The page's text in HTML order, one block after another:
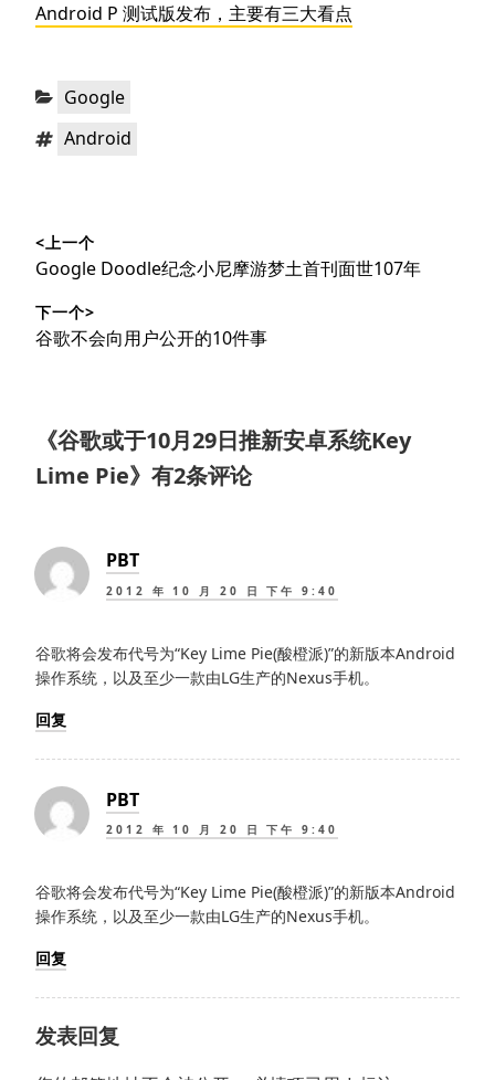
Android P 测试版发布，主要有三大看点
分
Google
标 Android
章
导
航
<上一个
上
文
章：
Google Doodle纪念小尼摩游梦土首刊面世107年
下一个>
下
谷歌不会向用户公开的10件事
《谷歌或于10月29日推新安卓系统Key
Lime Pie》有2条评论
PBT
2012 年 10 月 20 日 下午 9:40
谷歌将会发布代号为“Key Lime Pie(酸橙派)”的新版本Android
操作系统，以及至少一款由LG生产的Nexus手机。
回复
PBT
2012 年 10 月 20 日 下午 9:40
谷歌将会发布代号为“Key Lime Pie(酸橙派)”的新版本Android
操作系统，以及至少一款由LG生产的Nexus手机。
回复
发表回复